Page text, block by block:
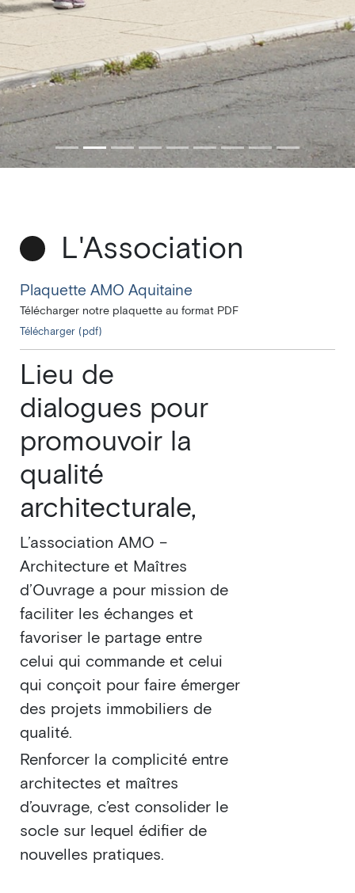
L'Association
Plaquette AMO Aquitaine
Télécharger notre plaquette au format PDF
Télécharger (pdf)
Lieu de
dialogues pour
promouvoir la
qualité
architecturale,
L’association AMO –
Architecture et Maîtres
d’Ouvrage a pour mission de
faciliter les échanges et
favoriser le partage entre
celui qui commande et celui
qui conçoit pour faire émerger
des projets immobiliers de
qualité.
Renforcer la complicité entre
architectes et maîtres
d’ouvrage, c’est consolider le
socle sur lequel édifier de
nouvelles pratiques.